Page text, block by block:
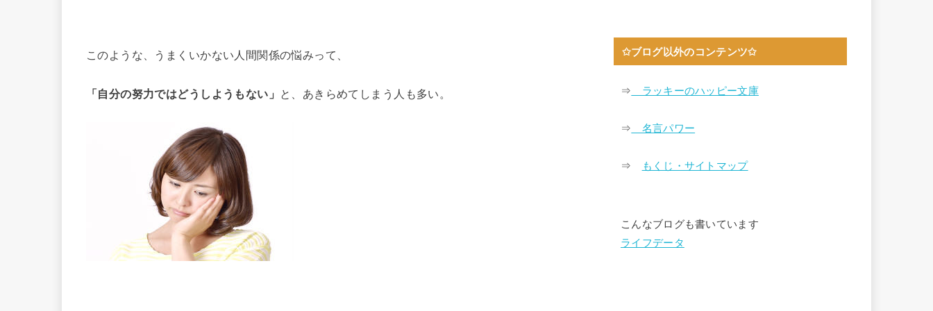
このような、うまくいかない人間関係の悩みって、
「自分の努力ではどうしようもない」 と、あきらめてしまう人も多い。
✩ブログ以外のコンテンツ✩
⇒ ラッキーのハッピー文庫
⇒ 名言パワー
⇒ もくじ・サイトマップ
こんなブログも書いています
ライフデータ